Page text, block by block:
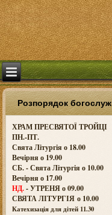
Розпорядок
ХРАМ ПРЕСВЯТОЇ ТРОЙЦІ
ПН.-ПТ.
Свята Літургія о 18.00
Вечірня о 19.00
СБ. - Свята Літургія о 10.00
Вечірня о 17.00
НД.- УТРЕНЯ о 09.00
СВЯТА ЛІТУРГІЯ о 10.00
Катехизація для дітей 11.30